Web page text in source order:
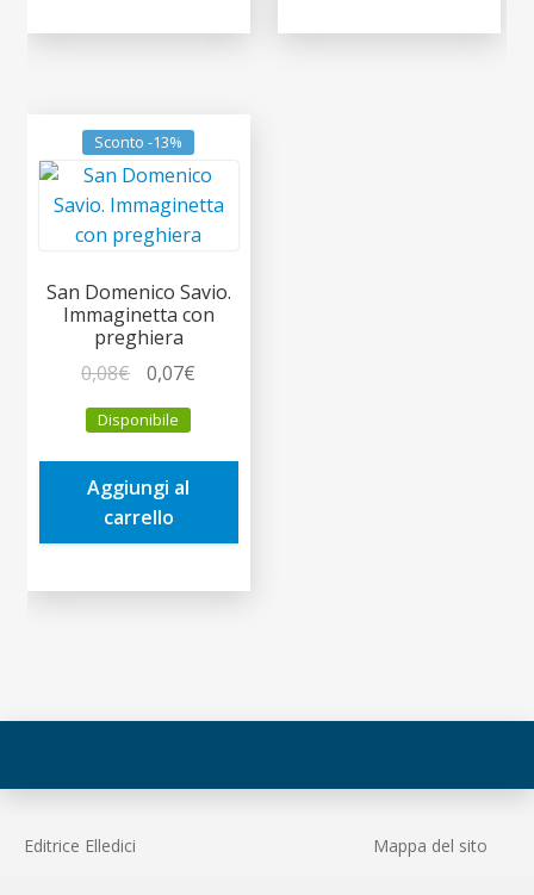
Sconto -13%
San Domenico Savio.
Immaginetta con
preghiera
0,08€
prezzo
originale
era:
0,08€.
0,07€
è:
Disponibile
Aggiungi al
carrello
Editrice Elledici Mappa del sito